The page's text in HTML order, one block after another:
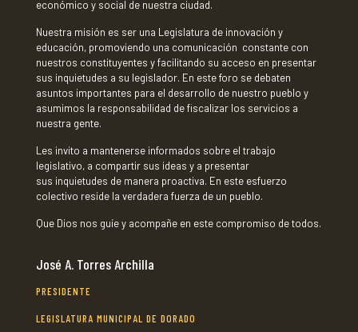
económico y social de nuestra ciudad.
Nuestra misión es ser una Legislatura de innovación y
educación, promoviendo una comunicación constante con
nuestros constituyentes y facilitando su acceso en presentar
sus inquietudes a su legislador. En este foro se debaten
asuntos importantes para el desarrollo de nuestro pueblo y
asumimos la responsabilidad de fiscalizar los servicios a
nuestra gente.
Les invito a mantenerse informados sobre el trabajo
legislativo, a compartir sus ideas y a presentar
sus inquietudes de manera proactiva. En este esfuerzo
colectivo reside la verdadera fuerza de un pueblo.
Que Dios nos guíe y acompañe en este compromiso de todos.
José A. Torres Archilla
PRESIDENTE
LEGISLATURA MUNICIPAL DE DORADO